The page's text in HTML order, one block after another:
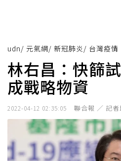
udn/ 元氣網/ 新冠肺炎 / 台灣疫情
林右昌：快篩
成戰略物資
2022-04-12 02:35:05 聯合報 ／ 記